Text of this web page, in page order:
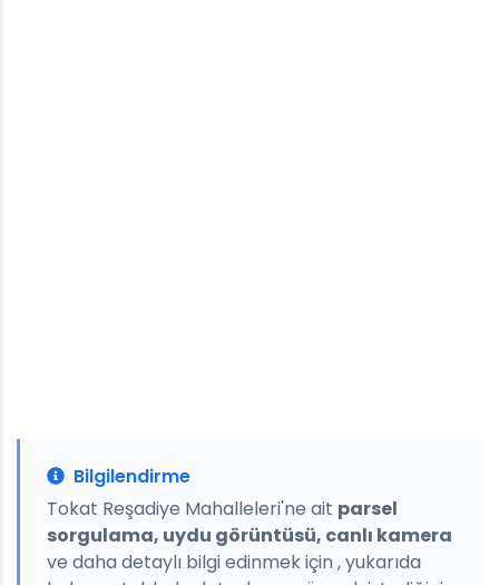
Bilgilendirme
Tokat Reşadiye Mahalleleri'ne ait parsel
sorgulama, uydu görüntüsü, canlı kamera
ve daha detaylı bilgi edinmek için , yukarıda